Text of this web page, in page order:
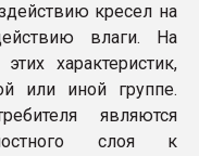
кресел на
влаги. На
характеристик,
или иной группе.
являются
слоя к